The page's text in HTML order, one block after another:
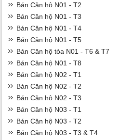
Bán Căn hộ N01 - T2
Bán Căn hộ N01 - T3
Bán Căn hộ N01 - T4
Bán Căn hộ N01 - T5
Bán Căn hộ tòa N01 - T6 & T7
Bán Căn hộ N01 - T8
Bán Căn hộ N02 - T1
Bán Căn hộ N02 - T2
Bán Căn hộ N02 - T3
Bán Căn hộ N03 - T1
Bán Căn hộ N03 - T2
Bán Căn hộ N03 - T3 & T4